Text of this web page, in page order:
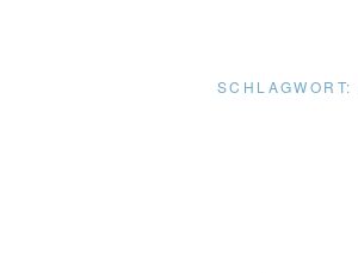
SCHLAGWORT: